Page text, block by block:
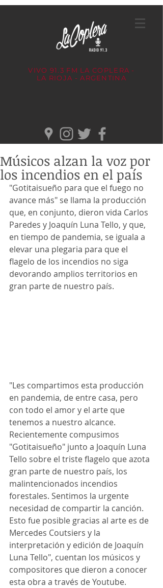
VIVO 91.3 FM LA COPLERA -
LA RIOJA - ARGENTINA
Músicos alzan la voz por
los incendios en el país
"Gotitaisueño para que el fuego no
avance más" se llama la producción
que, en conjunto, dieron vida Carlos
Paredes y Joaquín Luna Tello, y que,
en tiempo de pandemia, se iguala a
elevar una plegaria para que el
flagelo de los incendios no siga
devorando amplios territorios en
gran parte de nuestro país.
"Les compartimos esta producción
en pandemia, de entre casa, pero
con todo el amor y el arte que
tenemos a nuestro alcance.
Recientemente compusimos
"Gotitaisueño" junto a Joaquín Luna
Tello sobre el triste flagelo que azota
gran parte de nuestro país, los
malintencionados incendios
forestales. Sentimos la urgente
necesidad de compartir la canción.
Esto fue posible gracias al arte es de
Mercedes Coutsiers y la
interpretación y edición de Joaquín
Luna Tello", cuentan los músicos y
compositores que dieron a conocer
esta obra a través de Youtube.